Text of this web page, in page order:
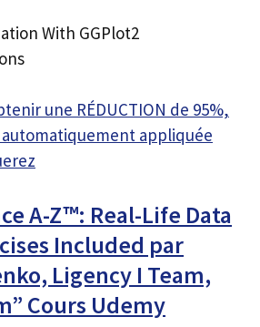
With GGPlot2
une RÉDUCTION de 95%,
appliquée
A-Z™: Real-Life Data
Included par
Ligency I Team,
Cours Udemy